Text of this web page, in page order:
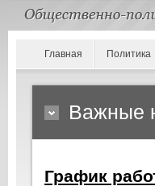
Главная Политика
Важные
График